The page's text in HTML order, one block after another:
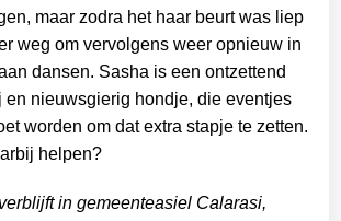
maar zodra het haar beurt was liep
weg om vervolgens weer opnieuw in
dansen. Sasha is een ontzettend
en nieuwsgierig hondje, die eventjes
worden om dat extra stapje te zetten.
helpen?
in gemeenteasiel Calarasi,